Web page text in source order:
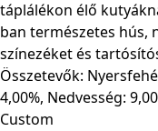
táplálékon élő
ban természetes hús,
színezéket és
Összetevők:
4,00%, Nedvesség:
Custom